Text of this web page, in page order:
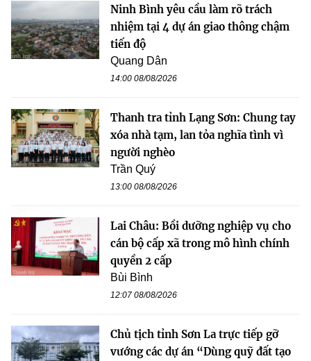
Ninh Bình yêu cầu làm rõ trách
nhiệm tại 4 dự án giao thông chậm
tiến độ
Quang Dân
14:00 08/08/2026
Thanh tra tỉnh Lạng Sơn: Chung tay
xóa nhà tạm, lan tỏa nghĩa tình vì
người nghèo
Trần Quý
13:00 08/08/2026
Lai Châu: Bồi dưỡng nghiệp vụ cho
cán bộ cấp xã trong mô hình chính
quyền 2 cấp
Bùi Bình
12:07 08/08/2026
Chủ tịch tỉnh Sơn La trực tiếp gỡ
vướng các dự án “Dùng quỹ đất tạo